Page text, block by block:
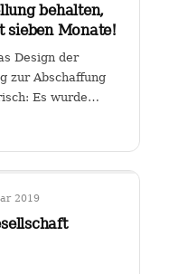
behalten,
Monate!
Design der
zur Abschaffung
Es wurde
2019